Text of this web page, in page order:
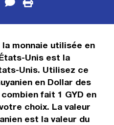
monnaie utilisée en
Unis est la
Unis. Utilisez ce
en Dollar des
fait 1 GYD en
choix. La valeur
est la valeur du